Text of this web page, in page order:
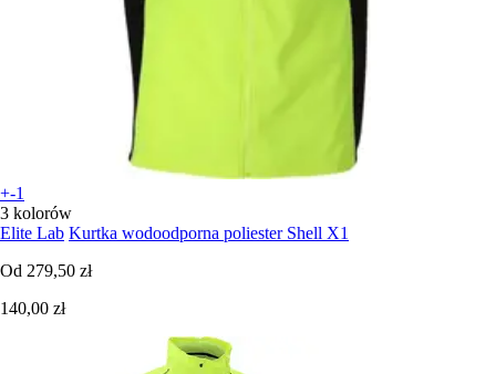
+-1
3 kolorów
Elite Lab Kurtka wodoodporna poliester Shell X1
Od 279,50 zł
140,00 zł